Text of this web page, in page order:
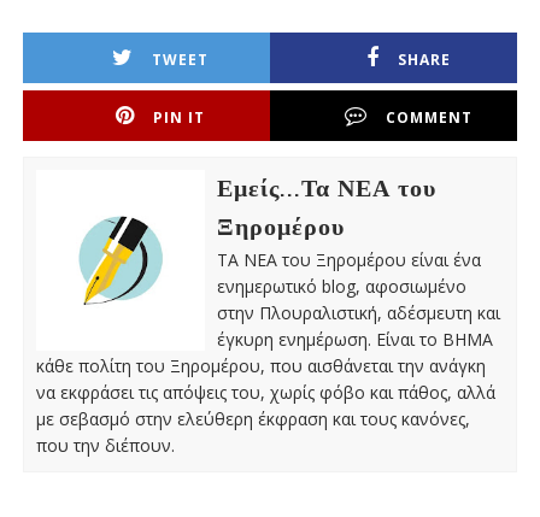
TWEET SHARE
PIN IT COMMENT
Εμείς...Τα ΝΕΑ του
Ξηρομέρου
ΤΑ ΝΕΑ του Ξηρομέρου είναι ένα
ενημερωτικό blog, αφοσιωμένο
στην Πλουραλιστική, αδέσμευτη και
έγκυρη ενημέρωση. Είναι το ΒΗΜΑ
κάθε πολίτη του Ξηρομέρου, που αισθάνεται την ανάγκη
να εκφράσει τις απόψεις του, χωρίς φόβο και πάθος, αλλά
με σεβασμό στην ελεύθερη έκφραση και τους κανόνες,
που την διέπουν.